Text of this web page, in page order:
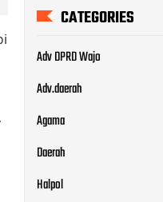
CATEGORIES
Adv DPRD Wajo
Adv.daerah
Agama
Daerah
Halpol